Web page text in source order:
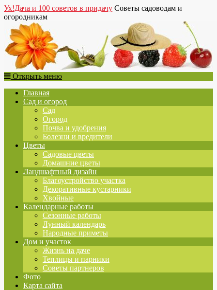
Ух!Дача и 100 советов в придачу Советы садоводам и
огородникам
Открыть меню
Главная
Сад и огород
Сад
Огород
Почва и удобрения
Болезни и вредители
Цветы
Садовые цветы
Домашние цветы
Ландшафтный дизайн
Благоустройство участка
Декоративные кустарники
Хвойные
Календарные работы
Сезонные работы
Лунный календарь
Народные приметы
Дом и участок
Жизнь на даче
Теплицы и парники
Советы партнеров
Фото
Карта сайта